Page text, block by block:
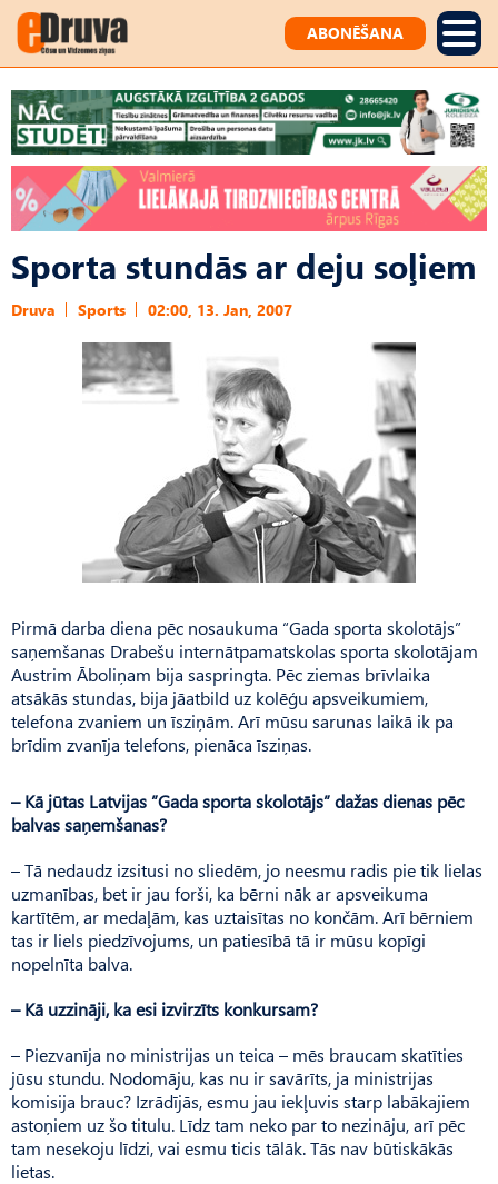
ABONĒŠANA
Sporta stundās ar deju soļiem
Druva Sports 02:00, 13. Jan, 2007
Pirmā darba diena pēc nosaukuma “Gada sporta skolotājs”
saņemšanas Drabešu internātpamatskolas sporta skolotājam
Austrim Āboliņam bija saspringta. Pēc ziemas brīvlaika
atsākās stundas, bija jāatbild uz kolēģu apsveikumiem,
telefona zvaniem un īsziņām. Arī mūsu sarunas laikā ik pa
brīdim zvanīja telefons, pienāca īsziņas.
– Kā jūtas Latvijas ”Gada sporta skolotājs” dažas dienas pēc
balvas saņemšanas?
– Tā nedaudz izsitusi no sliedēm, jo neesmu radis pie tik lielas
uzmanības, bet ir jau forši, ka bērni nāk ar apsveikuma
kartītēm, ar medaļām, kas uztaisītas no končām. Arī bērniem
tas ir liels piedzīvojums, un patiesībā tā ir mūsu kopīgi
nopelnīta balva.
– Kā uzzināji, ka esi izvirzīts konkursam?
– Piezvanīja no ministrijas un teica – mēs braucam skatīties
jūsu stundu. Nodomāju, kas nu ir savārīts, ja ministrijas
komisija brauc? Izrādījās, esmu jau iekļuvis starp labākajiem
astoņiem uz šo titulu. Līdz tam neko par to nezināju, arī pēc
tam nesekoju līdzi, vai esmu ticis tālāk. Tās nav būtiskākās
lietas.